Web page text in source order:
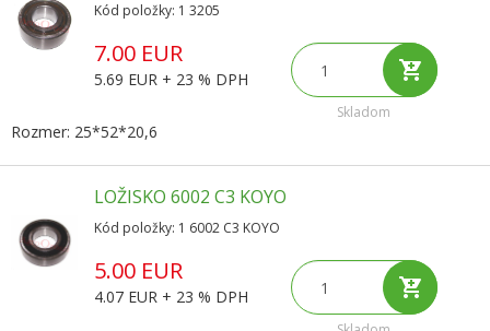
Kód položky: 1 3205
7.00 EUR
5.69 EUR + 23 % DPH
Skladom
Rozmer: 25*52*20,6
LOŽISKO 6002 C3 KOYO
Kód položky: 1 6002 C3 KOYO
5.00 EUR
4.07 EUR + 23 % DPH